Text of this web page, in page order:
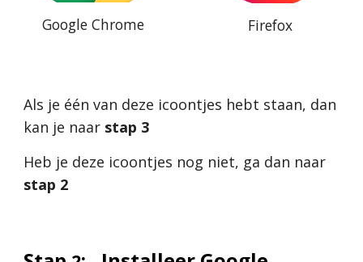
Google Chrome Firefox
Als je één van deze icoontjes hebt staan, dan
kan je naar stap 3
stap 2